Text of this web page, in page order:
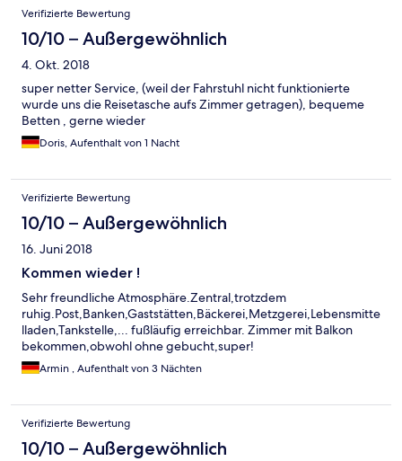
Verifizierte Bewertung
10/10 – Außergewöhnlich
4. Okt. 2018
super netter Service, (weil der Fahrstuhl nicht funktionierte
wurde uns die Reisetasche aufs Zimmer getragen), bequeme
Betten , gerne wieder
Doris, Aufenthalt von 1 Nacht
Verifizierte Bewertung
10/10 – Außergewöhnlich
16. Juni 2018
Kommen wieder !
Sehr freundliche Atmosphäre.Zentral,trotzdem
ruhig.Post,Banken,Gaststätten,Bäckerei,Metzgerei,Lebensmitte
lladen,Tankstelle,... fußläufig erreichbar. Zimmer mit Balkon
bekommen,obwohl ohne gebucht,super!
Armin , Aufenthalt von 3 Nächten
Verifizierte Bewertung
10/10 – Außergewöhnlich